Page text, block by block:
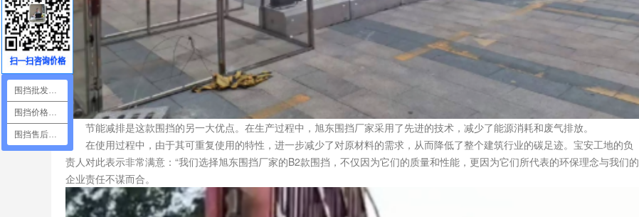
节能减排是这款围挡的另一大优点。在生产过程中，旭东围挡厂家采用了先进的技术，减少了能源消耗和废气排放。
在使用过程中，由于其可重复使用的特性，进一步减少了对原材料的需求，从而降低了整个建筑行业的碳足迹。宝安工地的负
责人对此表示非常满意：“我们选择旭东围挡厂家的B2款围挡，不仅因为它们的质量和性能，更因为它们所代表的环保理念与我们的
企业责任不谋而合。
围挡批发咨询
围挡价格咨询
围挡售后咨询